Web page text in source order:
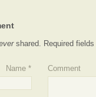
shared. Required
Name * Comment